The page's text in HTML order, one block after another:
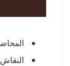
النقاش